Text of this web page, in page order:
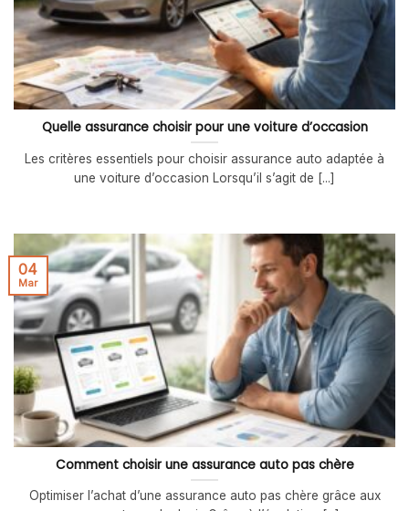
Quelle assurance choisir pour une voiture d’occasion
Les critères essentiels pour choisir assurance auto adaptée à
une voiture d’occasion Lorsqu’il s’agit de [...]
Comment choisir une assurance auto pas chère
Optimiser l’achat d’une assurance auto pas chère grâce aux
04
Mar